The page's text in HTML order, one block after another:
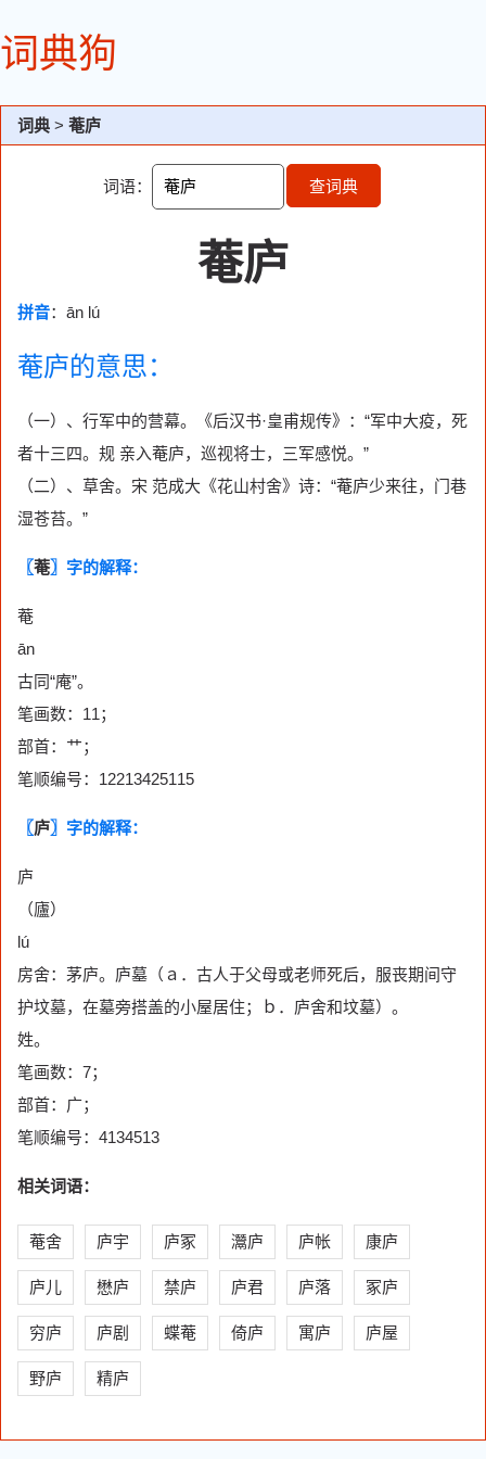
词典狗
词典 > 菴庐
词语： 查词典
菴庐
拼音：ān lú
菴庐的意思：
（一）、行军中的营幕。《后汉书·皇甫规传》：“军中大疫，死
者十三四。规 亲入菴庐，巡视将士，三军感悦。”
（二）、草舍。宋 范成大《花山村舍》诗：“菴庐少来往，门巷
湿苍苔。”
〖菴〗字的解释：
菴
ān
古同“庵”。
笔画数：11；
部首：艹；
笔顺编号：12213425115
〖庐〗字的解释：
庐
（廬）
lú
房舍：茅庐。庐墓（ａ．古人于父母或老师死后，服丧期间守
护坟墓，在墓旁搭盖的小屋居住；ｂ．庐舍和坟墓）。
姓。
笔画数：7；
部首：广；
笔顺编号：4134513
相关词语：
菴舍 庐宇 庐冢 灊庐 庐帐 康庐
庐儿 懋庐 禁庐 庐君 庐落 冢庐
穷庐 庐剧 蝶菴 倚庐 寓庐 庐屋
野庐 精庐